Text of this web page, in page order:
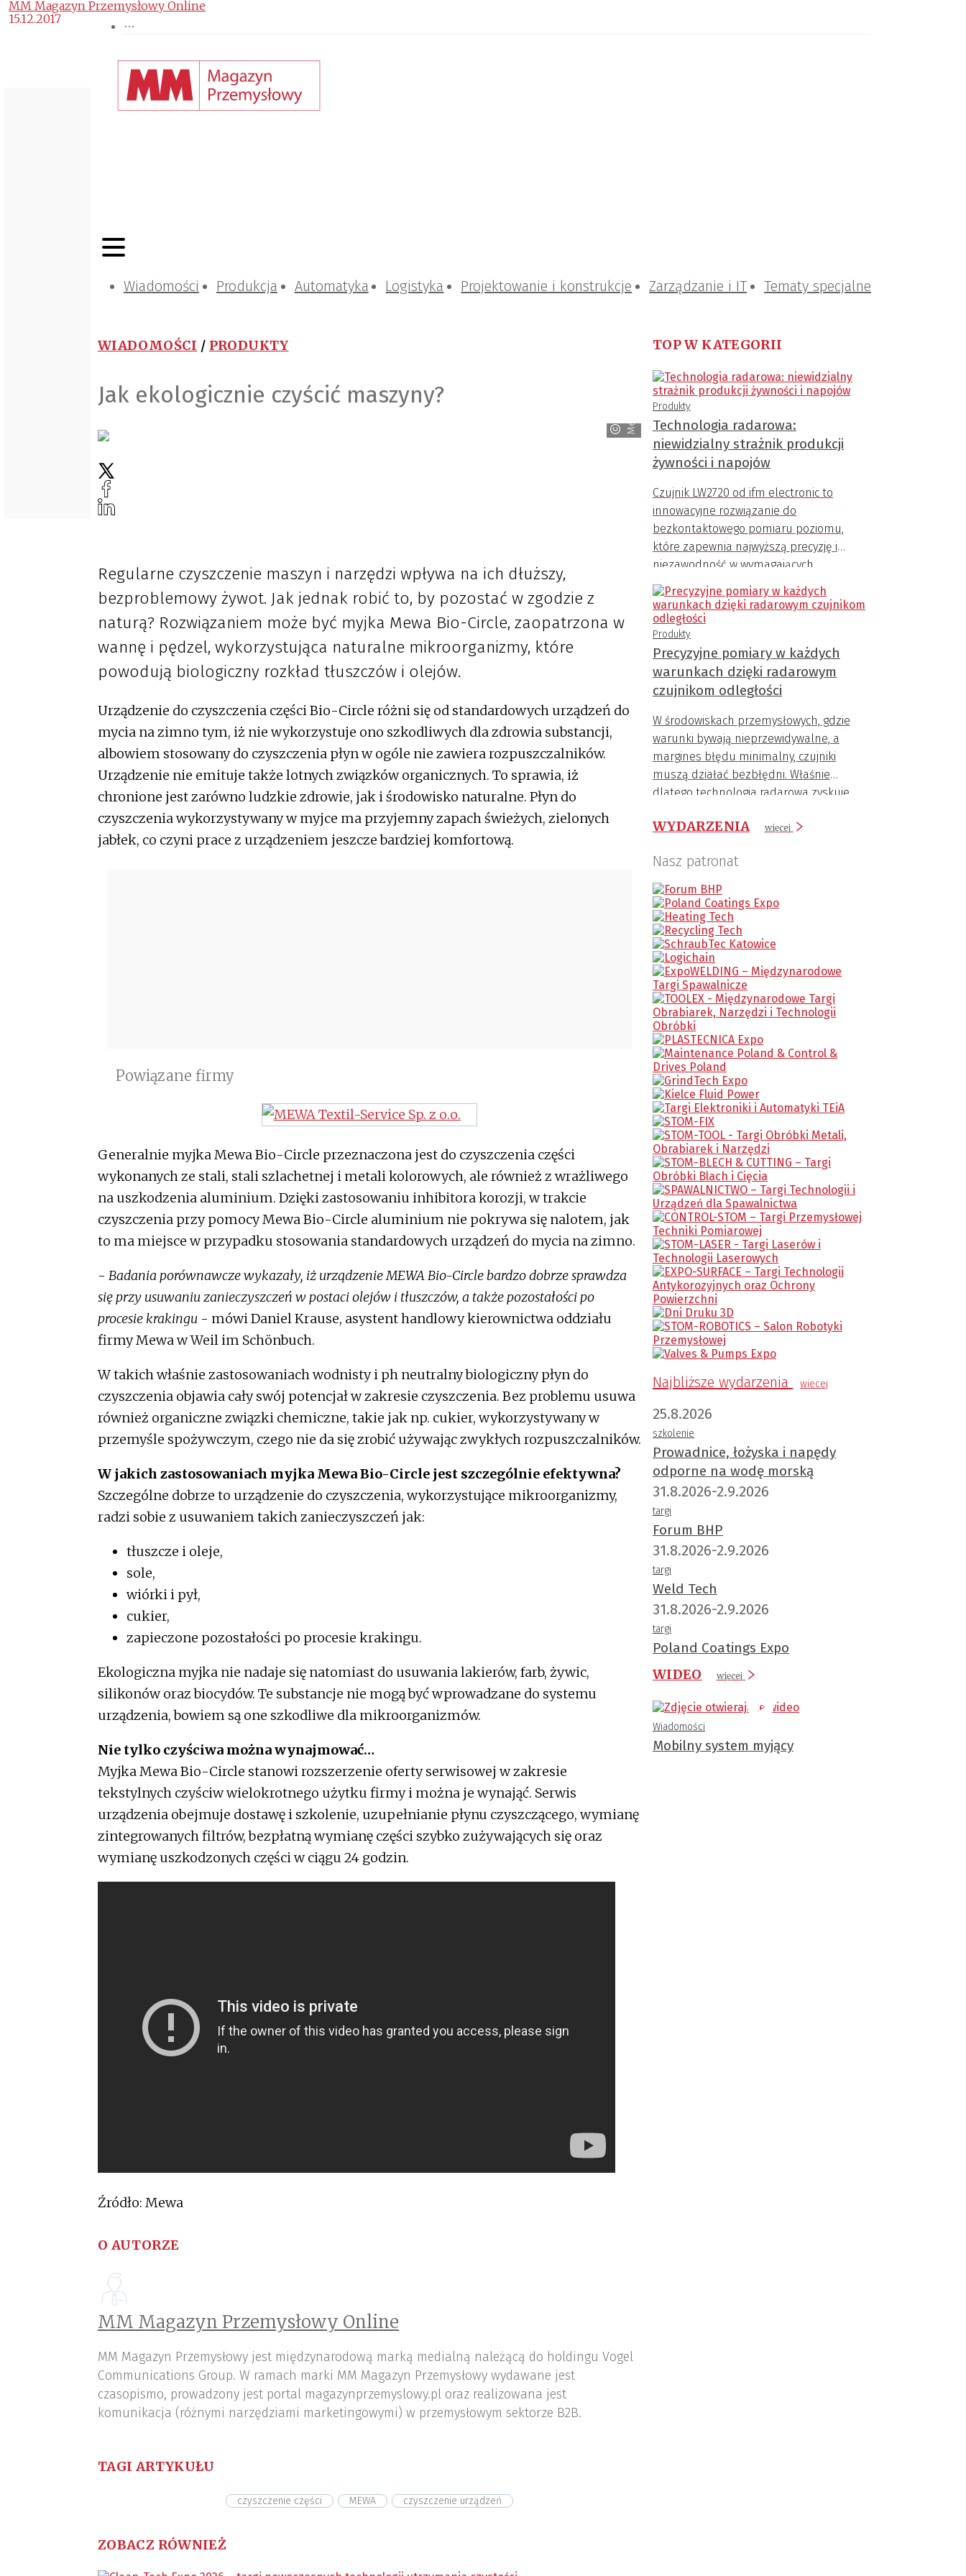
Wiadomości Produkcja Automatyka Logistyka Projektowanie i konstrukcje Zarządzanie i IT Tematy specjalne
WIADOMOŚCI / PRODUKTY
Jak ekologicznie czyścić maszyny?
Mewa
MM Magazyn Przemysłowy Online
15.12.2017
Regularne czyszczenie maszyn i narzędzi wpływa na ich dłuższy,
bezproblemowy żywot. Jak jednak robić to, by pozostać w zgodzie z
naturą? Rozwiązaniem może być myjka Mewa Bio-Circle, zaopatrzona w
wannę i pędzel, wykorzystująca naturalne mikroorganizmy, które
powodują biologiczny rozkład tłuszczów i olejów.
Urządzenie do czyszczenia części Bio-Circle różni się od standardowych urządzeń do
mycia na zimno tym, iż nie wykorzystuje ono szkodliwych dla zdrowia substancji,
albowiem stosowany do czyszczenia płyn w ogóle nie zawiera rozpuszczalników.
Urządzenie nie emituje także lotnych związków organicznych. To sprawia, iż
chronione jest zarówno ludzkie zdrowie, jak i środowisko naturalne. Płyn do
czyszczenia wykorzystywany w myjce ma przyjemny zapach świeżych, zielonych
jabłek, co czyni prace z urządzeniem jeszcze bardziej komfortową.
Powiązane firmy
Generalnie myjka Mewa Bio-Circle przeznaczona jest do czyszczenia części
wykonanych ze stali, stali szlachetnej i metali kolorowych, ale również z wrażliwego
na uszkodzenia aluminium. Dzięki zastosowaniu inhibitora korozji, w trakcie
czyszczenia przy pomocy Mewa Bio-Circle aluminium nie pokrywa się nalotem, jak
to ma miejsce w przypadku stosowania standardowych urządzeń do mycia na zimno.
- Badania porównawcze wykazały, iż urządzenie MEWA Bio-Circle bardzo dobrze sprawdza
się przy usuwaniu zanieczyszczeń w postaci olejów i tłuszczów, a także pozostałości po
procesie krakingu - mówi Daniel Krause, asystent handlowy kierownictwa oddziału
firmy Mewa w Weil im Schönbuch.
W takich właśnie zastosowaniach wodnisty i ph neutralny biologiczny płyn do
czyszczenia objawia cały swój potencjał w zakresie czyszczenia. Bez problemu usuwa
również organiczne związki chemiczne, takie jak np. cukier, wykorzystywany w
przemyśle spożywczym, czego nie da się zrobić używając zwykłych rozpuszczalników.
W jakich zastosowaniach myjka Mewa Bio-Circle jest szczególnie efektywna?
Szczególne dobrze to urządzenie do czyszczenia, wykorzystujące mikroorganizmy,
radzi sobie z usuwaniem takich zanieczyszczeń jak:
tłuszcze i oleje,
sole,
wiórki i pył,
cukier,
zapieczone pozostałości po procesie krakingu.
Ekologiczna myjka nie nadaje się natomiast do usuwania lakierów, farb, żywic,
silikonów oraz biocydów. Te substancje nie mogą być wprowadzane do systemu
urządzenia, bowiem są one szkodliwe dla mikroorganizmów.
Nie tylko czyściwa można wynajmować…
Myjka Mewa Bio-Circle stanowi rozszerzenie oferty serwisowej w zakresie
tekstylnych czyściw wielokrotnego użytku firmy i można je wynająć. Serwis
urządzenia obejmuje dostawę i szkolenie, uzupełnianie płynu czyszczącego, wymianę
zintegrowanych filtrów, bezpłatną wymianę części szybko zużywających się oraz
wymianę uszkodzonych części w ciągu 24 godzin.
Źródło: Mewa
O AUTORZE
MM Magazyn Przemysłowy Online
MM Magazyn Przemysłowy jest międzynarodową marką medialną należącą do holdingu Vogel
Communications Group. W ramach marki MM Magazyn Przemysłowy wydawane jest
czasopismo, prowadzony jest portal magazynprzemyslowy.pl oraz realizowana jest
komunikacja (różnymi narzędziami marketingowymi) w przemysłowym sektorze B2B.
TAGI ARTYKUŁU
czyszczenie części MEWA czyszczenie urządzeń
ZOBACZ RÓWNIEŻ
TOP W KATEGORII
Produkty
Technologia radarowa:
niewidzialny strażnik produkcji
żywności i napojów
Czujnik LW2720 od ifm electronic to
innowacyjne rozwiązanie do
bezkontaktowego pomiaru poziomu,
które zapewnia najwyższą precyzję i
niezawodność w wymagających
warunkach przemysłowych.
Produkty
Precyzyjne pomiary w każdych
warunkach dzięki radarowym
czujnikom odległości
W środowiskach przemysłowych, gdzie
warunki bywają nieprzewidywalne, a
margines błędu minimalny, czujniki
muszą działać bezbłędni. Właśnie
dlatego technologia radarowa zyskuje
WYDARZENIA więcej
Nasz patronat
Najbliższe wydarzenia wiecej
25.8.2026
szkolenie
Prowadnice, łożyska i napędy
odporne na wodę morską
31.8.2026-2.9.2026
targi
Forum BHP
31.8.2026-2.9.2026
targi
Weld Tech
31.8.2026-2.9.2026
targi
Poland Coatings Expo
WIDEO
więcej
Wiadomości
Mobilny system myjący